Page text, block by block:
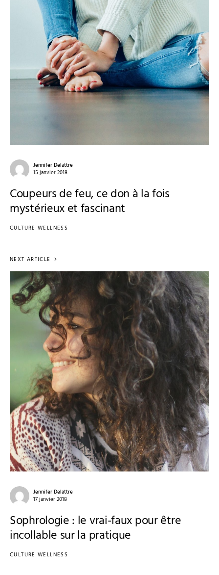
Jennifer Delattre
15 janvier 2018
Coupeurs de feu, ce don à la fois
mystérieux et fascinant
CULTURE WELLNESS
NEXT ARTICLE
Jennifer Delattre
17 janvier 2018
Sophrologie : le vrai-faux pour être
incollable sur la pratique
CULTURE WELLNESS